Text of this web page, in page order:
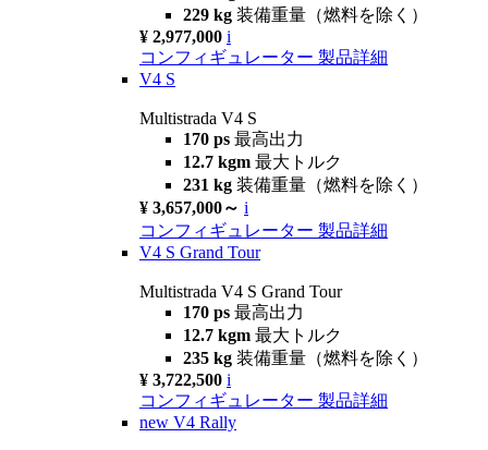
229 kg 装備重量（燃料を除く）
¥ 2,977,000 i
コンフィギュレーター 製品詳細
V4 S
Multistrada V4 S
170 ps 最高出力
12.7 kgm 最大トルク
231 kg 装備重量（燃料を除く）
¥ 3,657,000～ i
コンフィギュレーター 製品詳細
V4 S Grand Tour
Multistrada V4 S Grand Tour
170 ps 最高出力
12.7 kgm 最大トルク
235 kg 装備重量（燃料を除く）
¥ 3,722,500 i
コンフィギュレーター 製品詳細
new V4 Rally